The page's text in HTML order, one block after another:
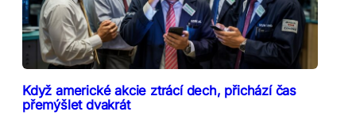
Když americké akcie ztrácí dech, přichází čas
přemýšlet dvakrát